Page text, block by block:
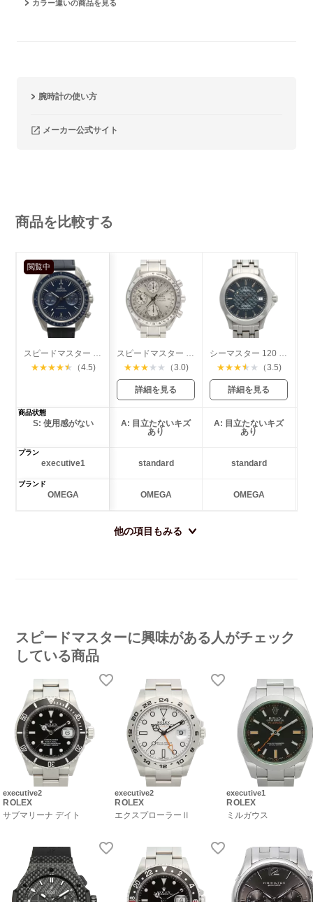
カラー違いの商品を見る
腕時計の使い方
メーカー公式サイト
商品を比較する
閲覧中
スピードマスター ムーンウォッチ
★★★★★ （4.5)
スピードマスター トリプルカレンダー
★★★ ★ ★ （3.0)
詳細を見る
シーマスター 120 ジャックマイヨールモデル
★★★★ ★ （3.5)
詳細を見る
商品状態
S: 使用感がない
A: 目立たないキズ
あり
A: 目立たないキズ
あり
プラン
executive1 standard standard
ブランド
OMEGA OMEGA OMEGA
他の項目もみる
スピードマスターに興味がある人がチェック
している商品
executive2
ROLEX
サブマリーナ デイト
executive2
ROLEX
エクスプローラーⅡ
executive1
ROLEX
ミルガウス